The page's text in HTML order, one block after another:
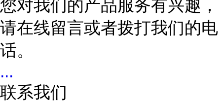
您对我们的产品服务有兴趣，
请在线留言或者拨打我们的电
话。
...
联系我们